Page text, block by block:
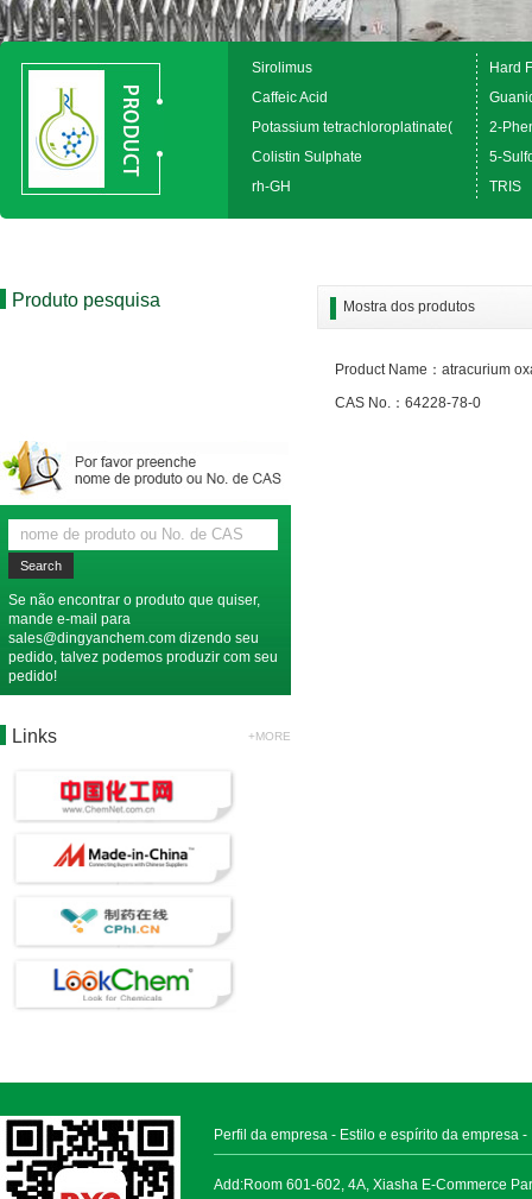
Sirolimus
Hard
Caffeic Acid
Potassium tetrachloroplatinate(
2-
Colistin Sulphate
5-
rh-GH
TRIS
Produto pesquisa
Se não encontrar o produto que quiser,
mande e-mail para
sales@dingyanchem.com dizendo seu
pedido, talvez podemos produzir com seu
pedido!
Links +MORE
Mostra dos produtos
Product Name：atracurium
CAS No.：64228-78-0
Perfil da empresa - Estilo e espírito da empresa -
Add:Room 601-602, 4A, Xiasha E-Commerce